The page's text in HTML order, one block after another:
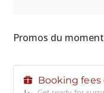
Promos du moment